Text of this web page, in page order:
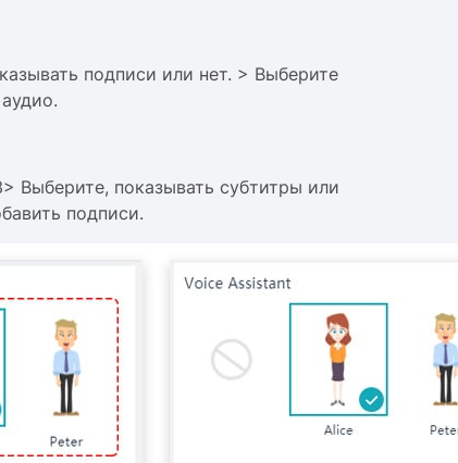
подписи или нет. > Выберите
Выберите, показывать субтитры или
подписи.